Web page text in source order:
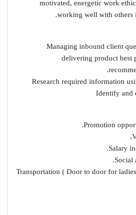
motivated, energetic work
working well with others
Managing inbound client
delivering product best
Research required information
Identify and
Promotion
Salary
Social
Transportation ( Door to door for